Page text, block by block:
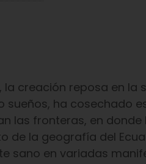
la creación reposa en
ha cosechado
las fronteras, en
de la geografía del
sano en variadas